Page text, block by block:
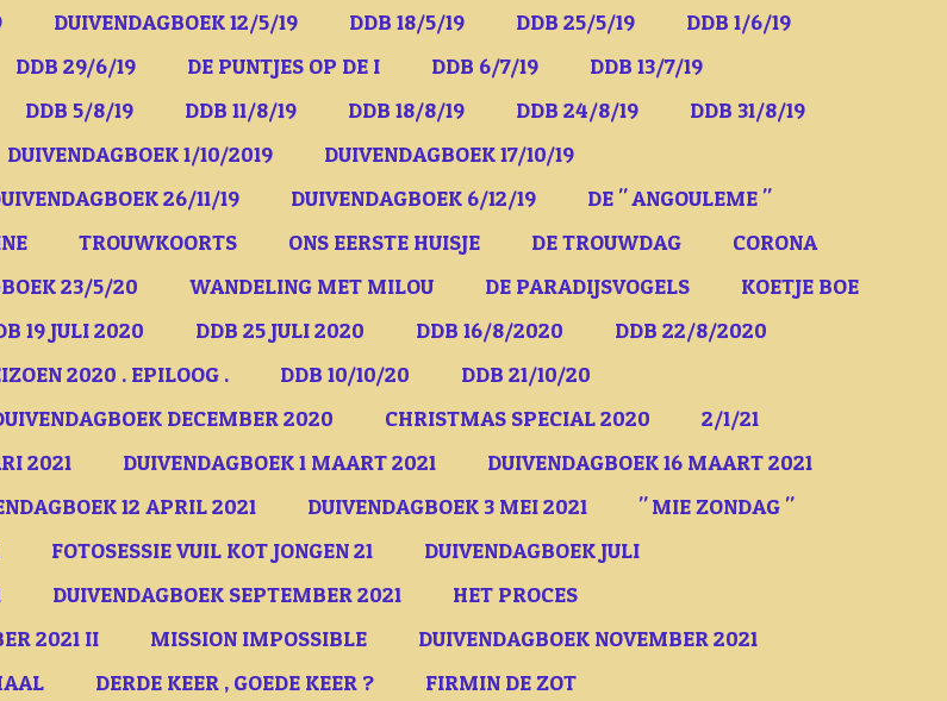
DUIVENDAGBOEK 12/5/19 DDB 18/5/19 DDB 25/5/19
DDB 1/6/19
DDB 29/6/19 DE PUNTJES OP DE I DDB 6/7/19
DDB 13/7/19
DDB 5/8/19 DDB 11/8/19 DDB 18/8/19 DDB 24/8/19
DDB 31/8/19
DUIVENDAGBOEK 1/10/2019
DUIVENDAGBOEK 17/10/19
26/11/19 DUIVENDAGBOEK 6/12/19
DE " ANGOULEME "
TROUWKOORTS ONS EERSTE HUISJE DE TROUWDAG
CORONA
23/5/20 WANDELING MET MILOU DE PARADIJSVOGELS
KOETJE BOE
19 JULI 2020 DDB 25 JULI 2020 DDB 16/8/2020
DDB 22/8/2020
2020 . EPILOOG . DDB 10/10/20
DDB 21/10/20
DECEMBER 2020 CHRISTMAS SPECIAL 2020
2/1/21
2021 DUIVENDAGBOEK 1 MAART 2021
DUIVENDAGBOEK 16 MAART 2021
12 APRIL 2021 DUIVENDAGBOEK 3 MEI 2021
" MIE ZONDAG "
FOTOSESSIE VUIL KOT JONGEN 21
DUIVENDAGBOEK JULI
DUIVENDAGBOEK SEPTEMBER 2021
HET PROCES
2021 II MISSION IMPOSSIBLE
DUIVENDAGBOEK NOVEMBER 2021
DERDE KEER , GOEDE KEER ?
FIRMIN DE ZOT